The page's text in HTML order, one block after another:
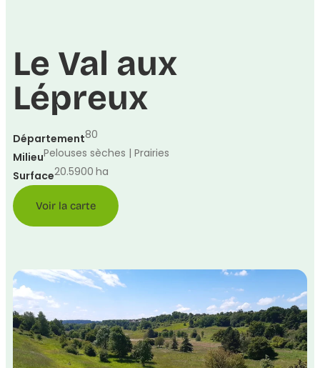
Le Val aux
Lépreux
Département80
MilieuPelouses sèches | Prairies
Surface20.5900 ha
Voir la carte